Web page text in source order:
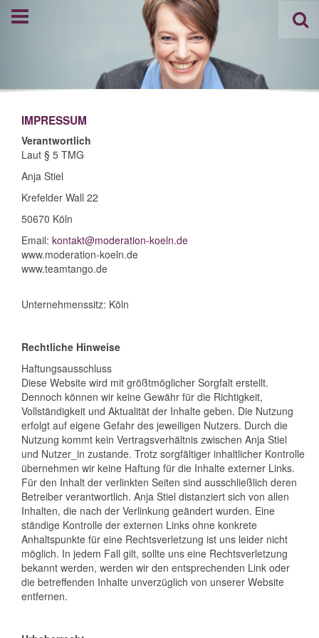
IMPRESSUM
Verantwortlich
Laut § 5 TMG
Anja Stiel
Krefelder Wall 22
50670 Köln
Email: kontakt@moderation-koeln.de
www.moderation-koeln.de
www.teamtango.de
Unternehmenssitz: Köln
Rechtliche Hinweise
Haftungsausschluss
Diese Website wird mit größtmöglicher Sorgfalt erstellt.
Dennoch können wir keine Gewähr für die Richtigkeit,
Vollständigkeit und Aktualität der Inhalte geben. Die Nutzung
erfolgt auf eigene Gefahr des jeweiligen Nutzers. Durch die
Nutzung kommt kein Vertragsverhältnis zwischen Anja Stiel
und Nutzer_in zustande. Trotz sorgfältiger inhaltlicher Kontrolle
übernehmen wir keine Haftung für die Inhalte externer Links.
Für den Inhalt der verlinkten Seiten sind ausschließlich deren
Betreiber verantwortlich. Anja Stiel distanziert sich von allen
Inhalten, die nach der Verlinkung geändert wurden. Eine
ständige Kontrolle der externen Links ohne konkrete
Anhaltspunkte für eine Rechtsverletzung ist uns leider nicht
möglich. In jedem Fall gilt, sollte uns eine Rechtsverletzung
bekannt werden, werden wir den entsprechenden Link oder
die betreffenden Inhalte unverzüglich von unserer Website
entfernen.